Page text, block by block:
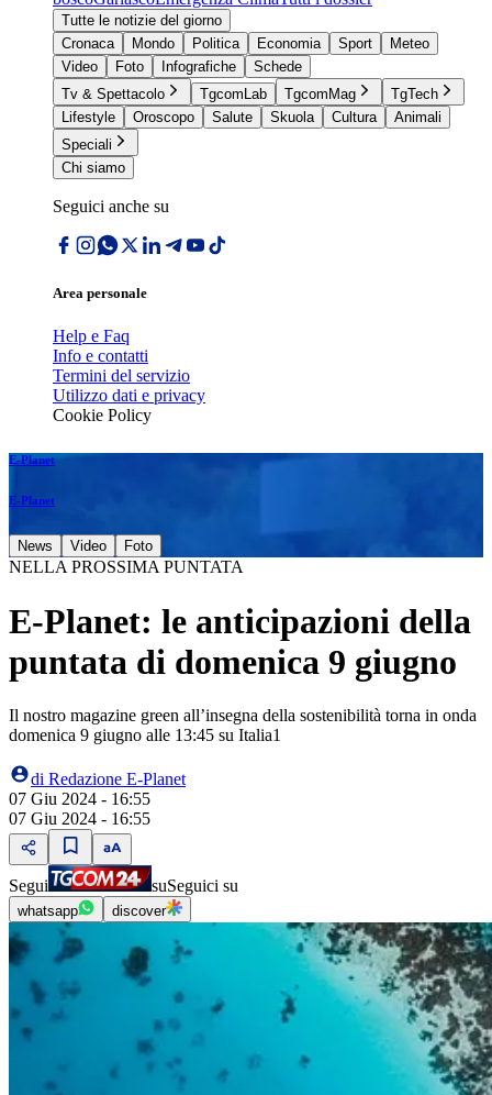
Tutte le notizie del giorno
Cronaca
Mondo Politica Economia Sport
Meteo
Video
Foto Infografiche
Schede
Tv & Spettacolo
TgcomLab TgcomMag
TgTech
Lifestyle
Oroscopo Salute Skuola Cultura
Animali
Speciali
Chi siamo
Seguici anche su
Area personale
Help e Faq
Info e contatti
Termini del servizio
Utilizzo dati e privacy
Cookie Policy
E-Planet
E-Planet
News Video Foto
NELLA PROSSIMA PUNTATA
E-Planet: le anticipazioni della
puntata di domenica 9 giugno
Il nostro magazine green all’insegna della sostenibilità torna in onda
domenica 9 giugno alle 13:45 su Italia1
di Redazione E-Planet
07 Giu 2024 - 16:55
07 Giu 2024 - 16:55
Segui suSeguici su
whatsapp discover